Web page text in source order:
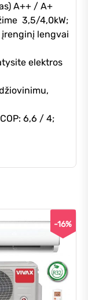
A++ / A+
3,5/4,0kW;
lengvai
elektros
6,6 / 4;
-16%